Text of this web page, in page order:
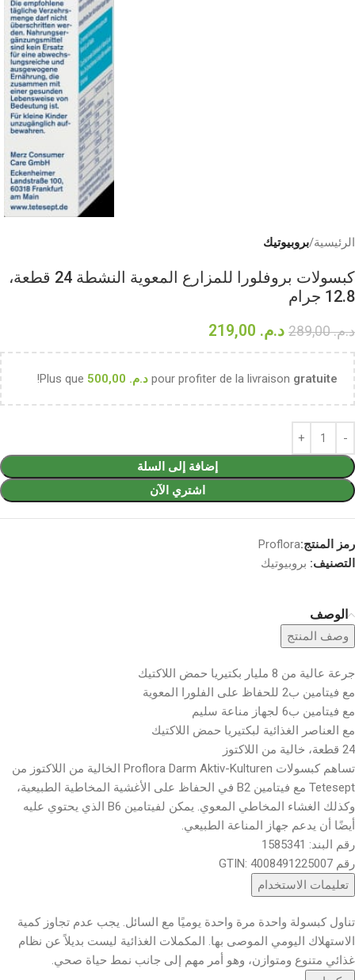
الرئيسية بروبيوتيك
كبسولات بروفلورا للمزارع المعوية النشطة 24 قطعة،
12.8 جرام
د.م.289,00 د.م.
Plus que د.م. pour profiter de la livraison gratuite
!
إضافة إلى السلة
اشتري الآن
رمز المنتج:Proflora
التصنيف: بروبيوتيك
الوصف
وصف المنتج
جرعة عالية من 8 مليار بكتيريا حمض اللاكتيك
مع فيتامين ب2 للحفاظ على الفلورا المعوية
مع فيتامين ب6 لجهاز مناعة سليم
مع العناصر الغذائية لبكتيريا حمض اللاكتيك
24 قطعة، خالية من اللاكتوز
تساهم كبسولات Proflora Darm Aktiv-Kulturen الخالية من اللاكتوز من
Tetesept مع فيتامين B2 في الحفاظ على الأغشية المخاطية الطبيعية،
وكذلك الغشاء المخاطي المعوي. يمكن لفيتامين B6 الذي يحتوي عليه
أيضًا أن يدعم جهاز المناعة الطبيعي.
رقم البند: 1585341
رقم GTIN: 4008491225007
تعليمات الاستخدام
تناول كبسولة واحدة مرة واحدة يوميًا مع السائل. يجب عدم تجاوز كمية
الاستهلاك اليومي الموصى بها. المكملات الغذائية ليست بديلاً عن نظام
غذائي متنوع ومتوازن، وهو أمر مهم إلى جانب نمط حياة صحي.